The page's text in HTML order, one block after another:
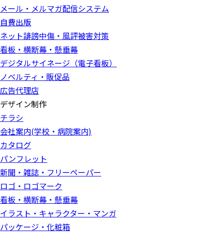
メール・メルマガ配信システム
自費出版
ネット誹謗中傷・風評被害対策
看板・横断幕・懸垂幕
デジタルサイネージ（電子看板）
ノベルティ・販促品
広告代理店
デザイン制作
チラシ
会社案内(学校・病院案内)
カタログ
パンフレット
新聞・雑誌・フリーペーパー
ロゴ・ロゴマーク
看板・横断幕・懸垂幕
イラスト・キャラクター・マンガ
パッケージ・化粧箱